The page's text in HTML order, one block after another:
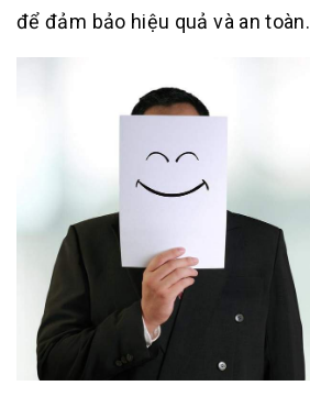
để đảm bảo hiệu quả và an toàn.